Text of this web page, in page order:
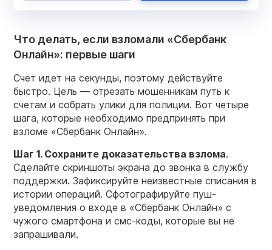
Что делать, если взломали «Сбербанк
Онлайн»: первые шаги
Счет идет на секунды, поэтому действуйте
быстро. Цель — отрезать мошенникам путь к
счетам и собрать улики для полиции. Вот четыре
шага, которые необходимо предпринять при
взломе «Сбербанк Онлайн».
Шаг 1. Сохраните доказательства взлома.
Сделайте скриншоты экрана до звонка в службу
поддержки. Зафиксируйте неизвестные списания в
истории операций. Сфотографируйте пуш-
уведомления о входе в «Сбербанк Онлайн» с
чужого смартфона и смс-коды, которые вы не
запрашивали.